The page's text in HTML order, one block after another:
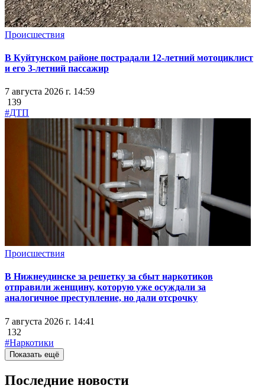
Происшествия
В Куйтунском районе пострадали 12-летний мотоциклист
и его 3-летний пассажир
7 августа 2026 г. 14:59
139
#ДТП
Происшествия
В Нижнеудинске за решетку за сбыт наркотиков
отправили женщину, которую уже осуждали за
аналогичное преступление, но дали отсрочку
7 августа 2026 г. 14:41
132
#Наркотики
Показать ещё
Последние новости